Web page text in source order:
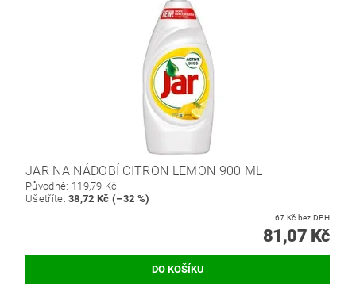
JAR NA NÁDOBÍ CITRON LEMON 900 ML
Původně: 119,79 Kč
Ušetříte:38,72 Kč (–32 %)
67 Kč bez DPH
81,07 Kč